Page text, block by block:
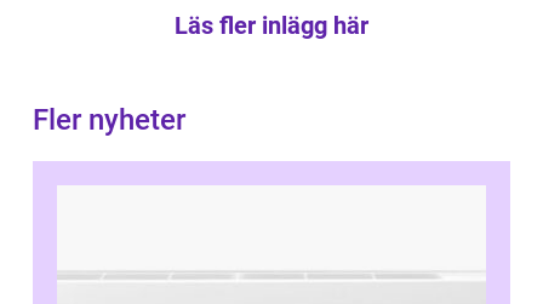
Läs fler inlägg här
Fler nyheter